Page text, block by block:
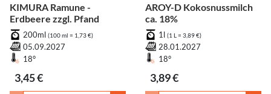
KIMURA Ramune -
Erdbeere zzgl. Pfand
200ml (100 ml = 1,73 €)
05.09.2027
18°
3,45 €
AROY-D Kokosnussmilch
ca. 18%
1l (1 L = 3,89 €)
28.01.2027
18°
3,89 €